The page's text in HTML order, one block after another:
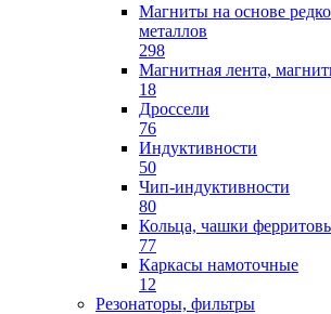
Магниты на основе
металлов
298
Магнитная лента,
18
Дроссели
76
Индуктивности
50
Чип-индуктивности
80
Кольца, чашки
77
Каркасы намоточные
12
Резонаторы, фильтры